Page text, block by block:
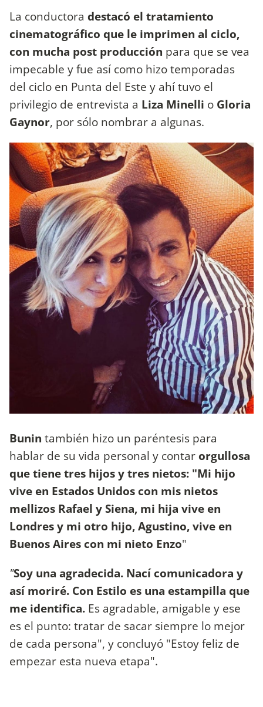
La conductora destacó el tratamiento
cinematográfico que le imprimen al ciclo,
con mucha post producción para que se vea
impecable y fue así como hizo temporadas
del ciclo en Punta del Este y ahí tuvo el
privilegio de entrevista a Liza Minelli o Gloria
Gaynor, por sólo nombrar a algunas.
Bunin también hizo un paréntesis para
hablar de su vida personal y contar orgullosa
que tiene tres hijos y tres nietos: "Mi hijo
vive en Estados Unidos con mis nietos
mellizos Rafael y Siena, mi hija vive en
Londres y mi otro hijo, Agustino, vive en
Buenos Aires con mi nieto Enzo"
"Soy una agradecida. Nací comunicadora y
así moriré. Con Estilo es una estampilla que
me identifica. Es agradable, amigable y ese
es el punto: tratar de sacar siempre lo mejor
de cada persona", y concluyó "Estoy feliz de
empezar esta nueva etapa".